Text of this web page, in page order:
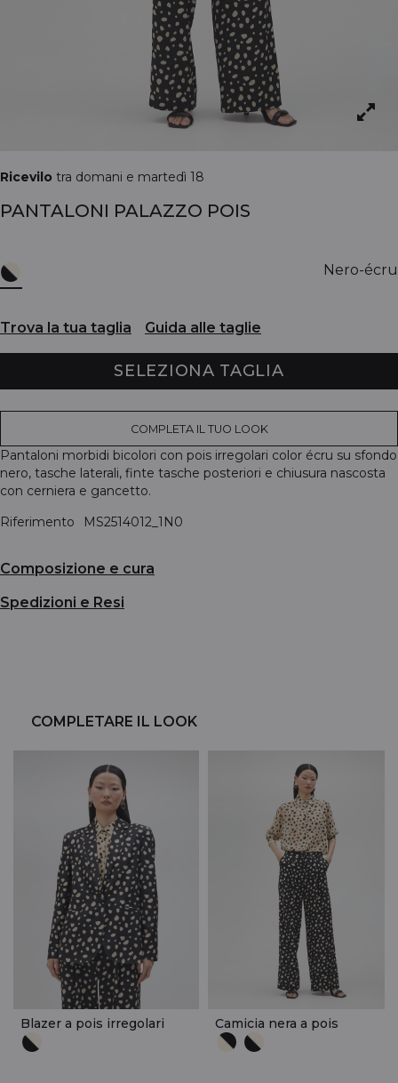
Ricevilo tra domani e martedì 18
PANTALONI PALAZZO POIS
Nero-écru
Trova la tua taglia Guida alle taglie
SELEZIONA TAGLIA
COMPLETA IL TUO LOOK
Pantaloni morbidi bicolori con pois irregolari color écru su sfondo
nero, tasche laterali, finte tasche posteriori e chiusura nascosta
con cerniera e gancetto.
Riferimento
MS2514012_1N0
Composizione e cura
Spedizioni e Resi
COMPLETARE IL LOOK
Blazer a pois irregolari Camicia nera a pois